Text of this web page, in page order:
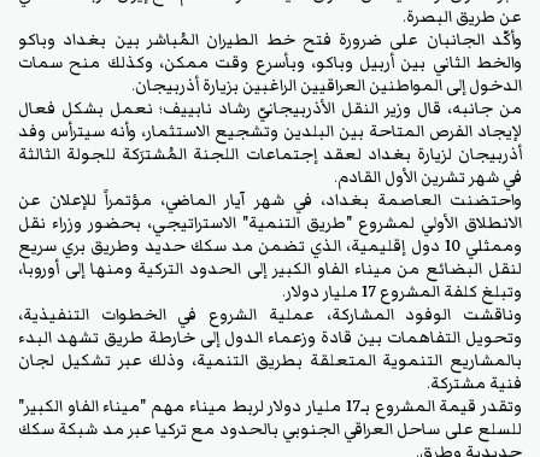
عن طريق البصرة.
وأكَّد الجانبان على ضرورة فتح خط الطيران المُباشر بين بغداد وباكو
والخط الثاني بين أربيل وباكو، وبأسرع وقت ممكن، وكذلك منح سمات
الدخول إلى المواطنين العراقيين الراغبين بزيارة أذربيجان.
من جانبه، قال وزير النقل الأذربيجانيّ رشاد نابييف؛ نعمل بشكل فعال
لإيجاد الفرص المتاحة بين البلدين وتشجيع الاستثمار، وأنه سيترأس وفد
أذربيجان لزيارة بغداد لعقد إجتماعات اللجنة المُشترَكة للجولة الثالثة
في شهر تشرين الأول القادم.
واحتضنت العاصمة بغداد، في شهر آيار الماضي، مؤتمراً للإعلان عن
الانطلاق الأولي لمشروع "طريق التنمية" الاستراتيجي، بحضور وزراء نقل
وممثلي 10 دول إقليمية، الذي تضمن مد سكك حديد وطريق بري سريع
لنقل البضائع من ميناء الفاو الكبير إلى الحدود التركية ومنها إلى أوروبا،
وتبلغ كلفة المشروع 17 مليار دولار.
وناقشت الوفود المشاركة، عملية الشروع في الخطوات التنفيذية،
وتحويل التفاهمات بين قادة وزعماء الدول إلى خارطة طريق تشهد البدء
بالمشاريع التنموية المتعلقة بطريق التنمية، وذلك عبر تشكيل لجان
فنية مشتركة.
وتقدر قيمة المشروع بـ17 مليار دولار لربط ميناء مهم "ميناء الفاو الكبير"
للسلع على ساحل العراقي الجنوبي بالحدود مع تركيا عبر مد شبكة سكك
حديدية وطرق.